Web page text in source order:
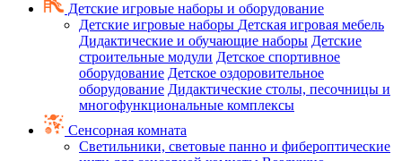
Детские игровые наборы и оборудование
Детские игровые наборы Детская игровая мебель
Дидактические и обучающие наборы Детские
строительные модули Детское спортивное
оборудование Детское оздоровительное
оборудование Дидактические столы, песочницы и
многофункциональные комплексы
Сенсорная комната
Светильники, световые панно и фибероптические